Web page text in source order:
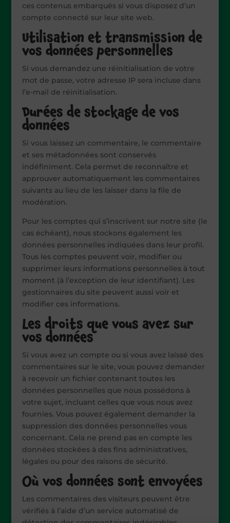
ces contenus embarqués si vous disposez d’un
compte connecté sur leur site web.
Utilisation et transmission de
vos données personnelles
Si vous demandez une réinitialisation de votre
mot de passe, votre adresse IP sera incluse dans
l’e-mail de réinitialisation.
Durées de stockage de vos
données
Si vous laissez un commentaire, le commentaire
et ses métadonnées sont conservés
indéfiniment. Cela permet de reconnaître et
approuver automatiquement les commentaires
suivants au lieu de les laisser dans la file de
modération.
Pour les comptes qui s’inscrivent sur notre site (le
cas échéant), nous stockons également les
données personnelles indiquées dans leur profil.
Tous les comptes peuvent voir, modifier ou
supprimer leurs informations personnelles à tout
moment (à l’exception de leur identifiant). Les
gestionnaires du site peuvent aussi voir et
modifier ces informations.
Les droits que vous avez sur
vos données
Si vous avez un compte ou si vous avez laissé des
commentaires sur le site, vous pouvez demander
à recevoir un fichier contenant toutes les
données personnelles que nous possédons à
votre sujet, incluant celles que vous nous avez
fournies. Vous pouvez également demander la
suppression des données personnelles vous
concernant. Cela ne prend pas en compte les
données stockées à des fins administratives,
légales ou pour des raisons de sécurité.
Où vos données sont envoyées
Les commentaires des visiteurs peuvent être
vérifiés à l’aide d’un service automatisé de